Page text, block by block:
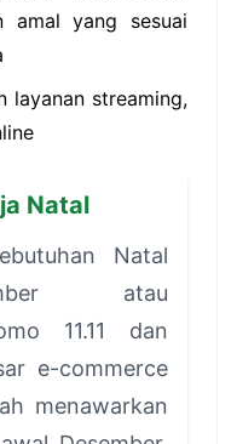
amal yang sesuai
layanan streaming,
Natal
Natal
atau
11.11 dan
e-commerce
menawarkan